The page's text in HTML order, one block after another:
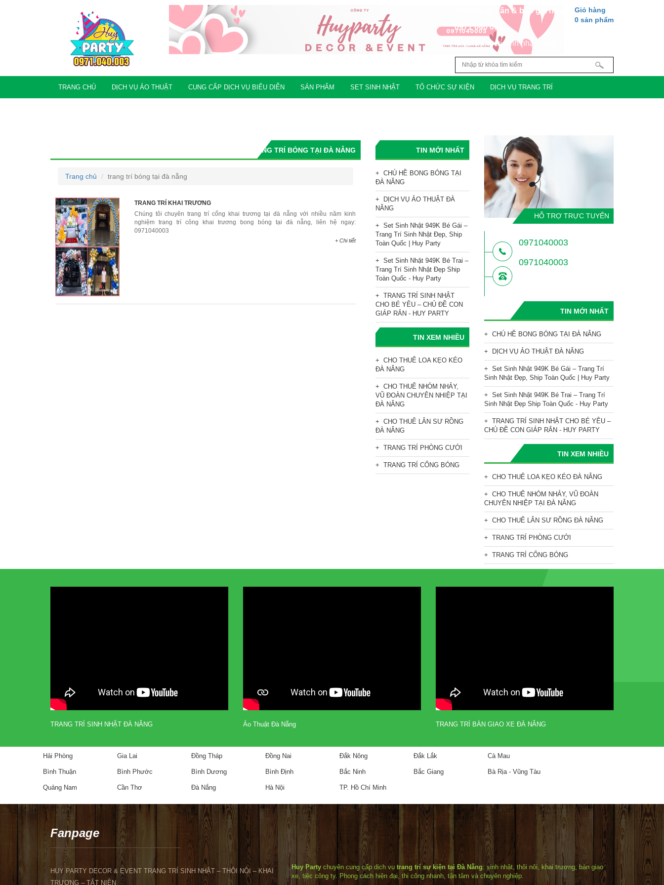
Hotline tư vấn & báo giá nhanh 24/7:
0971 040 003
Nhận trang trí sinh nhật – thôi nôi – khai
trương – tất niên tạiĐà Nẵng
Giỏ hàng
0 sản phẩm
TRANG CHỦ DỊCH VỤ ẢO THUẬT CUNG CẤP DỊCH VỤ BIỂU DIỄN SẢN PHẨM SET SINH NHẬT TỔ CHỨC SỰ KIỆN DỊCH VỤ TRANG TRÍ
TRANG TRÍ BÓNG TẠI ĐÀ NẴNG
Trang chủ trang trí bóng tại đà nẵng
TRANG TRÍ KHAI TRƯƠNG
Chúng tôi chuyên trang trí cổng khai trương tại đà nẵng với nhiều năm kinh
nghiệm trang trí công khai trương bong bóng tại đà nẵng, liên hệ ngay:
0971040003
+ Chi tiết
TIN MỚI NHẤT
CHÚ HỀ BONG BÓNG TẠI
ĐÀ NẴNG
DỊCH VỤ ẢO THUẬT ĐÀ
NẴNG
Set Sinh Nhật 949K Bé Gái –
Trang Trí Sinh Nhật Đẹp, Ship
Toàn Quốc | Huy Party
Set Sinh Nhật 949K Bé Trai –
Trang Trí Sinh Nhật Đẹp Ship
Toàn Quốc - Huy Party
TRANG TRÍ SINH NHẬT
CHO BÉ YÊU – CHỦ ĐỀ CON
GIÁP RẮN - HUY PARTY
TIN XEM NHIỀU
CHO THUÊ LOA KẸO KÉO
ĐÀ NẴNG
CHO THUÊ NHÓM NHẢY,
VŨ ĐOÀN CHUYÊN NHIỆP TẠI
ĐÀ NẴNG
CHO THUÊ LÂN SƯ RỒNG
ĐÀ NẴNG
TRANG TRÍ PHÒNG CƯỚI
TRANG TRÍ CỔNG BÓNG
HỖ TRỢ TRỰC TUYẾN
0971040003
0971040003
TIN MỚI NHẤT
CHÚ HỀ BONG BÓNG TẠI ĐÀ NẴNG
DỊCH VỤ ẢO THUẬT ĐÀ NẴNG
Set Sinh Nhật 949K Bé Gái – Trang Trí
Sinh Nhật Đẹp, Ship Toàn Quốc | Huy Party
Set Sinh Nhật 949K Bé Trai – Trang Trí
Sinh Nhật Đẹp Ship Toàn Quốc - Huy Party
TRANG TRÍ SINH NHẬT CHO BÉ YÊU –
CHỦ ĐỀ CON GIÁP RẮN - HUY PARTY
TIN XEM NHIỀU
CHO THUÊ LOA KẸO KÉO ĐÀ NẴNG
CHO THUÊ NHÓM NHẢY, VŨ ĐOÀN
CHUYÊN NHIỆP TẠI ĐÀ NẴNG
CHO THUÊ LÂN SƯ RỒNG ĐÀ NẴNG
TRANG TRÍ PHÒNG CƯỚI
TRANG TRÍ CỔNG BÓNG
TRANG TRÍ SINH NHẬT ĐÀ NẴNG Ảo Thuật Đà Nẵng TRANG TRÍ BÀN GIAO XE ĐÀ NẴNG
Hải Phòng Gia Lai Đồng Tháp Đồng Nai Đắk Nông Đắk Lắk Cà Mau
Bình Thuận Bình Phước Bình Dương Bình Định Bắc Ninh Bắc Giang Bà Rịa - Vũng Tàu
Quảng Nam Cần Thơ Đà Nắng Hà Nội TP. Hồ Chí Minh
Fanpage
HUY PARTY DECOR & EVENT TRANG TRÍ SINH NHẬT – THÔI NÔI – KHAI
TRƯƠNG – TẤT NIÊN
Huy Partychuyên cung cấp dịch vụ trang trí sự kiện tại Đà Nẵng: sinh nhật, thôi nôi, khai trương, bàn giao
xe, tiệc công ty. Phong cách hiện đại, thi công nhanh, tận tâm và chuyên nghiệp.